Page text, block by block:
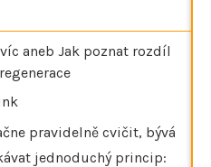
aneb Jak poznat rozdíl
pravidelně cvičit, bývá
jednoduchý princip: